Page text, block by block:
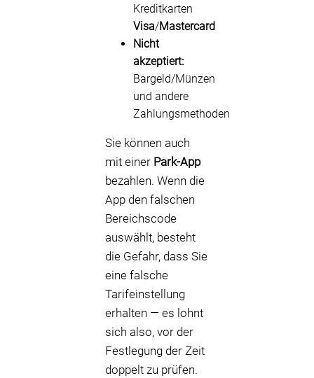
Kreditkarten
Visa/Mastercard
Nicht
akzeptiert:
Bargeld/Münzen
und andere
Zahlungsmethoden
Sie können auch
mit einer Park-App
bezahlen. Wenn die
App den falschen
Bereichscode
auswählt, besteht
die Gefahr, dass Sie
eine falsche
Tarifeinstellung
erhalten — es lohnt
sich also, vor der
Festlegung der Zeit
doppelt zu prüfen.